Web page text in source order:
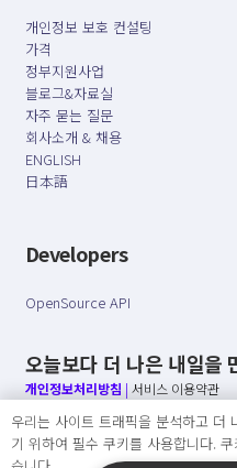
개인정보 보호 컨설팅
가격
정부지원사업
블로그&자료실
자주 묻는 질문
회사소개 & 채용
ENGLISH
日本語
Developers
OpenSource API
오늘보다 더 나은 내일을
개인정보처리방침 | 서비스 이용약관
○ 개인정보보호 컴플라이언스를 선도
○ 정보주체의 권리를 보장하겠습니다.
우리는 사이트 트래픽을 분석하고 더
기 위하여 필수 쿠키를 사용합니다.